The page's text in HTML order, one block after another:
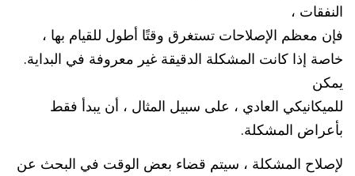
النفقات ،
فإن معظم الإصلاحات تستغرق وقتًا أطول للقيام بها ،
خاصة إذا كانت المشكلة الدقيقة غير معروفة في البداية.
يمكن
للميكانيكي العادي ، على سبيل المثال ، أن يبدأ فقط
بأعراض المشكلة.
لإصلاح المشكلة ، سيتم قضاء بعض الوقت في البحث عن